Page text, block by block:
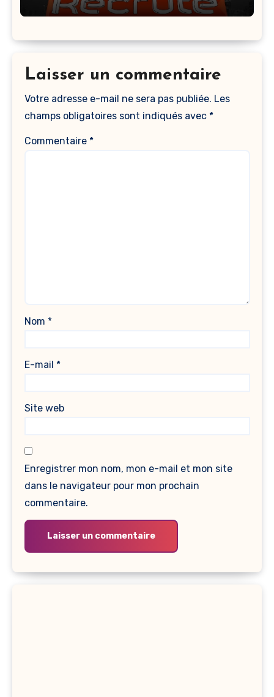
Laisser un commentaire
Votre adresse e-mail ne sera pas publiée. Les
champs obligatoires sont indiqués avec *
Commentaire *
Nom *
E-mail *
Site web
Enregistrer mon nom, mon e-mail et mon site
dans le navigateur pour mon prochain
commentaire.